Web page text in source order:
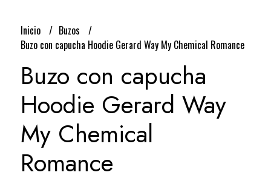
Inicio
Buzos
Buzo con capucha Hoodie Gerard Way My Chemical Romance
Buzo con capucha
Hoodie Gerard Way
My Chemical
Romance